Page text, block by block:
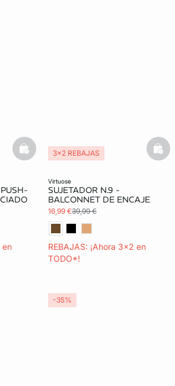
en
basketfull
virtuose
SUJETADOR N.9 -
BALCONNET DE ENCAJE
16,99 €39,99 €
REBAJAS: ¡Ahora 3x2 en
TODO*!
3x2 REBAJAS
-35%